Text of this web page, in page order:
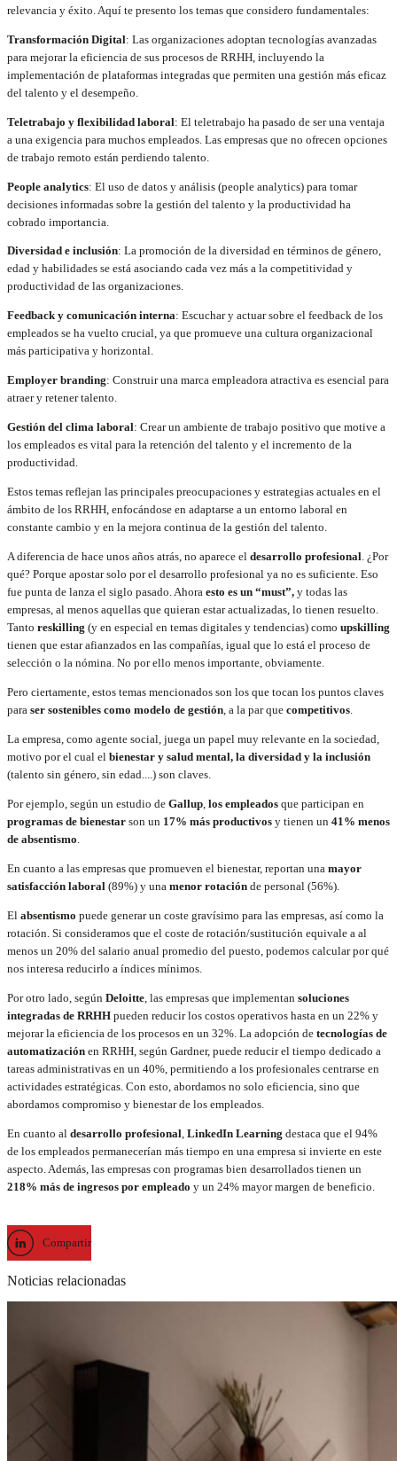
relevancia y éxito. Aquí te presento los temas que considero fundamentales:
Transformación Digital: Las organizaciones adoptan tecnologías avanzadas
para mejorar la eficiencia de sus procesos de RRHH, incluyendo la
implementación de plataformas integradas que permiten una gestión más eficaz
del talento y el desempeño.
Teletrabajo y flexibilidad laboral: El teletrabajo ha pasado de ser una ventaja
a una exigencia para muchos empleados. Las empresas que no ofrecen opciones
de trabajo remoto están perdiendo talento.
People analytics: El uso de datos y análisis (people analytics) para tomar
decisiones informadas sobre la gestión del talento y la productividad ha
cobrado importancia.
Diversidad e inclusión: La promoción de la diversidad en términos de género,
edad y habilidades se está asociando cada vez más a la competitividad y
productividad de las organizaciones.
Feedback y comunicación interna: Escuchar y actuar sobre el feedback de los
empleados se ha vuelto crucial, ya que promueve una cultura organizacional
más participativa y horizontal​​.
Employer branding: Construir una marca empleadora atractiva es esencial para
atraer y retener talento.
Gestión del clima laboral: Crear un ambiente de trabajo positivo que motive a
los empleados es vital para la retención del talento y el incremento de la
productividad.
Estos temas reflejan las principales preocupaciones y estrategias actuales en el
ámbito de los RRHH, enfocándose en adaptarse a un entorno laboral en
constante cambio y en la mejora continua de la gestión del talento.
A diferencia de hace unos años atrás, no aparece el desarrollo profesional. ¿Por
qué? Porque apostar solo por el desarrollo profesional ya no es suficiente. Eso
fue punta de lanza el siglo pasado. Ahora esto es un “must”, y todas las
empresas, al menos aquellas que quieran estar actualizadas, lo tienen resuelto.
Tanto reskilling (y en especial en temas digitales y tendencias) como upskilling
tienen que estar afianzados en las compañías, igual que lo está el proceso de
selección o la nómina. No por ello menos importante, obviamente.
Pero ciertamente, estos temas mencionados son los que tocan los puntos claves
para ser sostenibles como modelo de gestión, a la par que competitivos.
La empresa, como agente social, juega un papel muy relevante en la sociedad,
motivo por el cual el bienestar y salud mental, la diversidad y la inclusión
(talento sin género, sin edad....) son claves.
Por ejemplo, según un estudio de Gallup, los empleados que participan en
programas de bienestar son un 17% más productivos y tienen un 41% menos
de absentismo.
En cuanto a las empresas que promueven el bienestar, reportan una mayor
satisfacción laboral (89%) y una menor rotación de personal (56%)​.
El absentismo puede generar un coste gravísimo para las empresas, así como la
rotación. Si consideramos que el coste de rotación/sustitución equivale a al
menos un 20% del salario anual promedio del puesto, podemos calcular por qué
nos interesa reducirlo a índices mínimos.
Por otro lado, según Deloitte , las empresas que implementan soluciones
integradas de RRHH pueden reducir los costos operativos hasta en un 22% y
mejorar la eficiencia de los procesos en un 32%​. La adopción de tecnologías de
automatización en RRHH, según Gardner, puede reducir el tiempo dedicado a
tareas administrativas en un 40%, permitiendo a los profesionales centrarse en
actividades estratégicas​. Con esto, abordamos no solo eficiencia, sino que
abordamos compromiso y bienestar de los empleados.
En cuanto al desarrollo profesional LinkedIn Learning destaca que el 94%
de los empleados permanecerían más tiempo en una empresa si invierte en este
aspecto. Además, las empresas con programas bien desarrollados tienen un
218% más de ingresos por empleado y un 24% mayor margen de beneficio​.
Compartir
Noticias relacionadas